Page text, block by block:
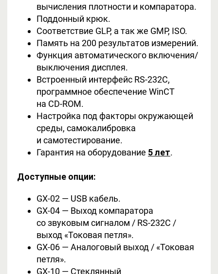
вычисления плотности и компаратора.
Поддонный крюк.
Соответствие GLP, а так же GMP, ISO.
Память на 200 результатов измерений.
Функция автоматического включения/
выключения дисплея.
Встроенный интерфейс RS-232С,
программное обеспечение WinCT
на CD-ROM.
Настройка под факторы окружающей
среды, самокалибровка
и самотестирование.
Гарантия на оборудование 5 лет.
Доступные опции:
GX-02 — USB кабель.
GX-04 — Выход компаратора
со звуковым сигналом / RS-232C /
выход «Токовая петля».
GX-06 — Аналоговый выход / «Токовая
петля».
GX-10 — Стеклянный